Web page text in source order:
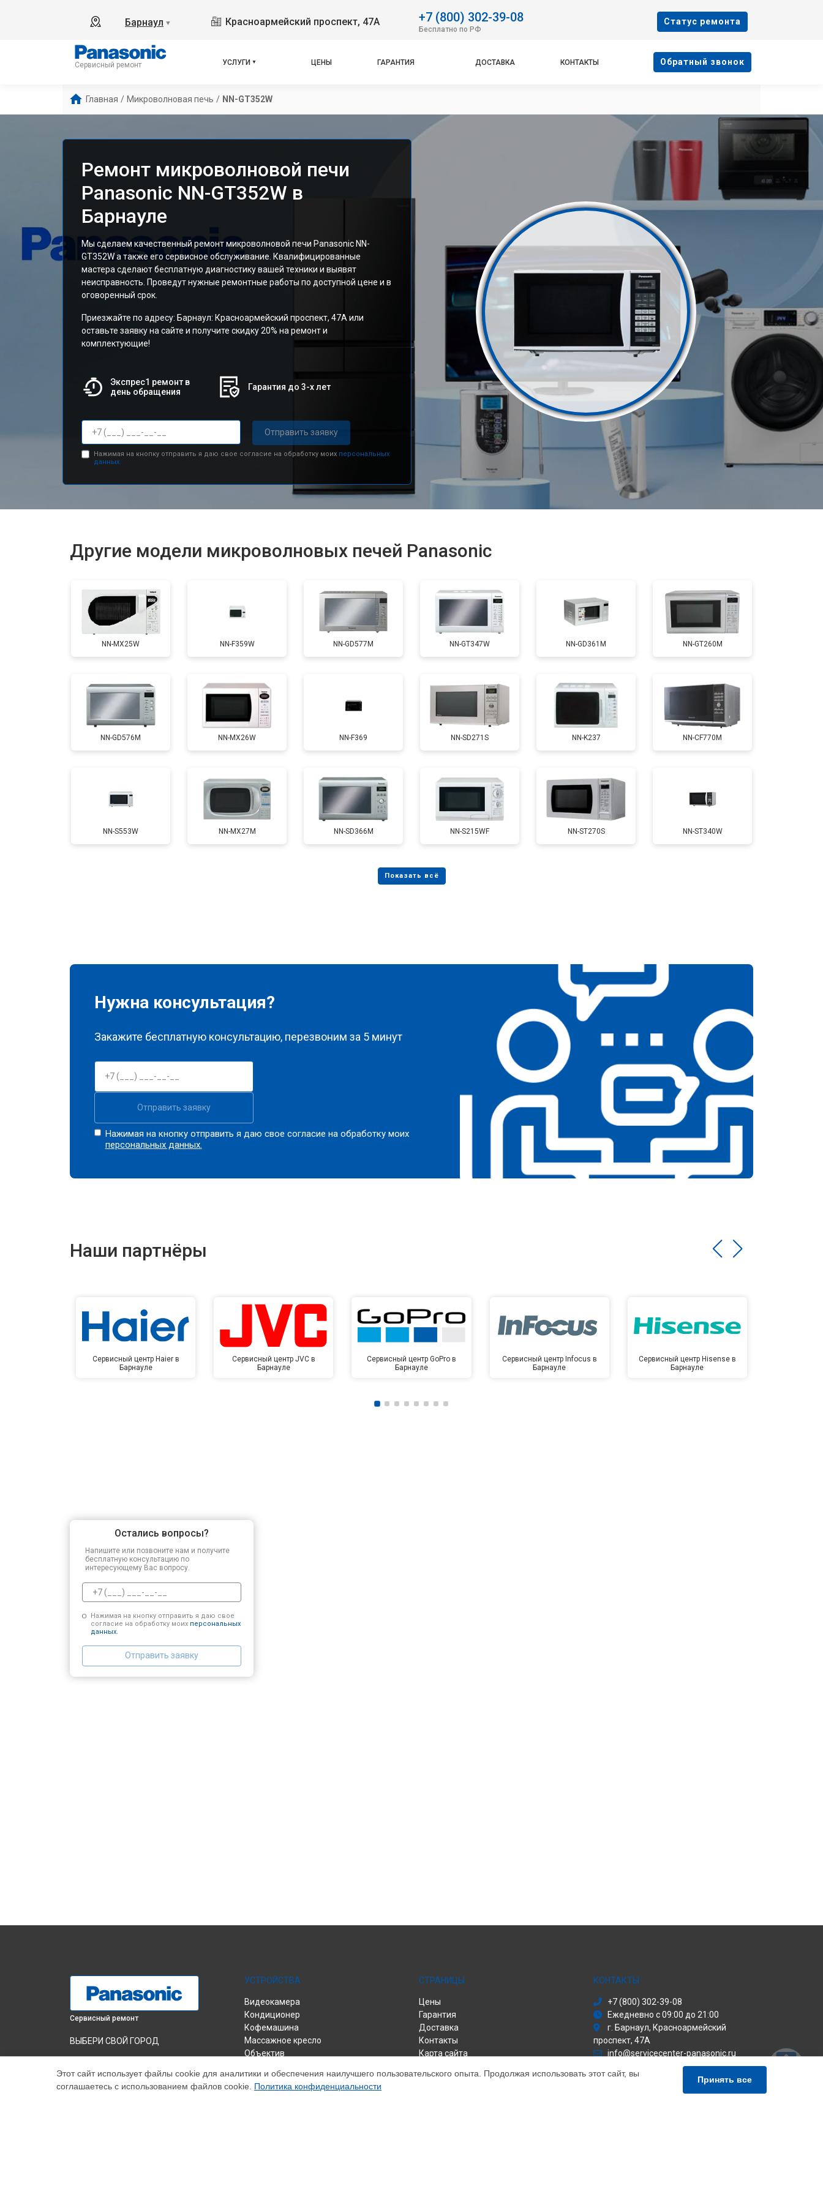
Барнаул ▼ Красноармейский проспект, 47А +7 (800) 302-39-08
Бесплатно по РФ
Cтатус ремонта
Сервисный ремонт УСЛУГИ ЦЕНЫ ГАРАНТИЯ ДОСТАВКА КОНТАКТЫ Oбратный звонок
Главная / Микроволновая печь / NN-GT352W
Ремонт микроволновой печи
Panasonic NN-GT352W в
Барнауле
Мы сделаем качественный ремонт микроволновой печи Panasonic NN-
GT352W а также его сервисное обслуживание. Квалифицированные
мастера сделают бесплатную диагностику вашей техники и выявят
неисправность. Проведут нужные ремонтные работы по доступной цене и в
оговоренный срок.
Приезжайте по адресу: Барнаул: Красноармейский проспект, 47А или
оставьте заявку на сайте и получите скидку 20% на ремонт и
комплектующие!
Экспрес1 ремонт в
день обращения
Гарантия до 3-х лет
Отправить заявку
Нажимая на кнопку отправить я даю свое согласие на обработку моих персональных
данных.
Другие модели микроволновых печей Panasonic
NN-MX25W NN-F359W NN-GD577M NN-GT347W NN-GD361M NN-GT260M
NN-GD576M NN-MX26W NN-F369 NN-SD271S NN-K237 NN-CF770M
NN-S553W NN-MX27M NN-SD366M NN-S215WF NN-ST270S NN-ST340W
Нужна консультация?
Закажите бесплатную консультацию, перезвоним за 5 минут
Отправить заявку
Нажимая на кнопку отправить я даю свое согласие на обработку моих
персональных данных.
Наши партнёры
Сервисный центр Haier в
Барнауле
Сервисный центр JVC в
Барнауле
Сервисный центр GoPro в
Барнауле
Сервисный центр Infocus в
Барнауле
Сервисный центр Hisense в
Барнауле
Остались вопросы?
Напишите или позвоните нам и получите
бесплатную консультацию по
интересующему Вас вопросу.
Нажимая на кнопку отправить я даю свое
согласие на обработку моих персональных
данных.
Отправить заявку
Сервисный ремонт
ВЫБЕРИ СВОЙ ГОРОД
GT352W Panasonic вКраснодаре
Ремонт микроволновой печи NN-
УСТРОЙСТВА
Видеокамера
Кондиционер
Кофемашина
Массажное кресло
Объектив
Телевизор
Фотоаппарат
СТРАНИЦЫ
Цены
Гарантия
Доставка
Контакты
Карта сайта
КОНТАКТЫ
+7 (800) 302-39-08
Ежедневно с 09:00 до 21:00
г. Барнаул, Красноармейский
проспект, 47А
info@servicecenter-panasonic.ru
Политика конфиденциальности
Этот сайт использует файлы cookie для аналитики и обеспечения наилучшего пользовательского опыта. Продолжая использовать этот сайт, вы
соглашаетесь с использованием файлов cookie. Политика конфиденциальности
Принять все